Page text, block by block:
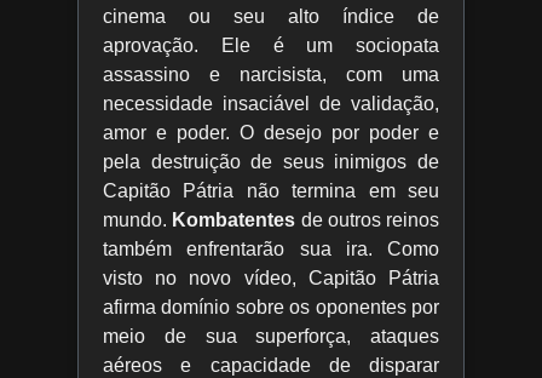
cinema ou seu alto índice de
aprovação. Ele é um sociopata
assassino e narcisista, com uma
necessidade insaciável de validação,
amor e poder. O desejo por poder e
pela destruição de seus inimigos de
Capitão Pátria não termina em seu
mundo. Kombatentes de outros reinos
também enfrentarão sua ira. Como
visto no novo vídeo, Capitão Pátria
afirma domínio sobre os oponentes por
meio de sua superforça, ataques
aéreos e capacidade de disparar